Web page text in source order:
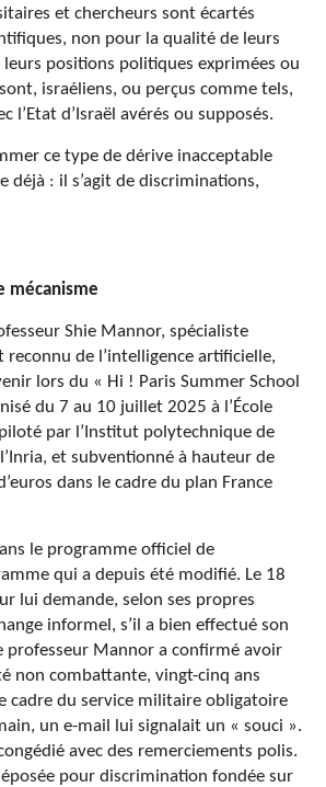
et chercheurs sont écartés
non pour la qualité de leurs
positions politiques exprimées ou
israéliens, ou perçus comme tels,
l’Etat d’Israël avérés ou supposés.
ce type de dérive inacceptable
déjà : il s’agit de discriminations,
mécanisme
Shie Mannor, spécialiste
de l’intelligence artificielle,
lors du « Hi ! Paris Summer School
du 7 au 10 juillet 2025 à l’École
par l’Institut polytechnique de
l’Inria, et subventionné à hauteur de
dans le cadre du plan France
le programme officiel de
qui a depuis été modifié. Le 18
lui demande, selon ses propres
informel, s’il a bien effectué son
professeur Mannor a confirmé avoir
non combattante, vingt-cinq ans
cadre du service militaire obligatoire
un e-mail lui signalait un « souci ».
avec des remerciements polis.
pour discrimination fondée sur